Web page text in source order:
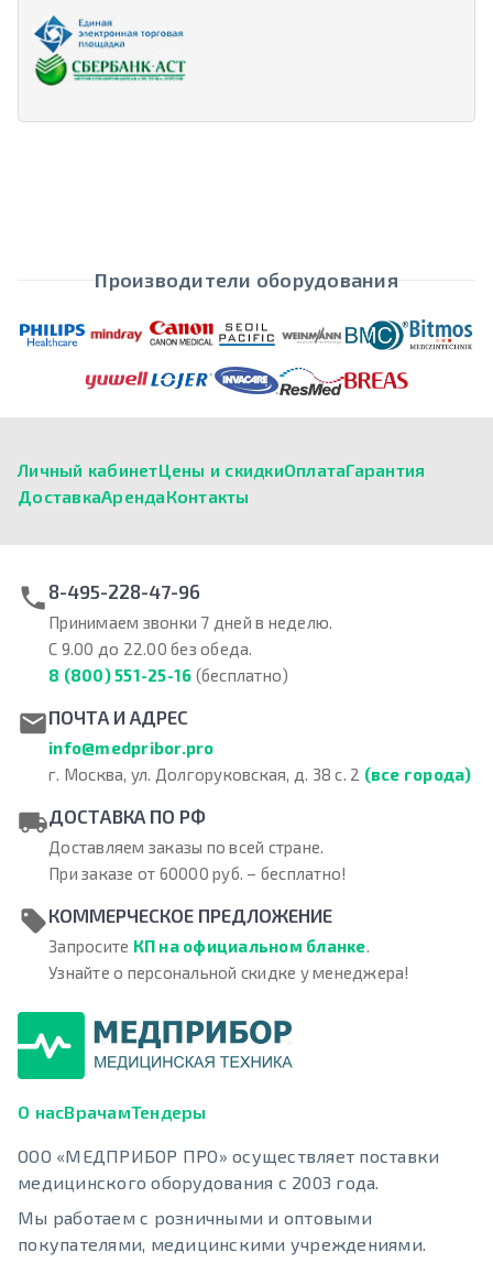
Производители оборудования
Личный кабинетЦены и скидкиОплатаГарантия
ДоставкаАрендаКонтакты
8-495-228-47-96
Принимаем звонки 7 дней в неделю.
С 9.00 до 22.00 без обеда.
8 (800) 551-25-16 (бесплатно)
ПОЧТА И АДРЕС
info@medpribor.pro
г. Москва, ул. Долгоруковская, д. 38 с. 2 (все города)
ДОСТАВКА ПО РФ
Доставляем заказы по всей стране.
При заказе от 60000 руб. – бесплатно!
КОММЕРЧЕСКОЕ ПРЕДЛОЖЕНИЕ
Запросите КП на официальном бланке.
Узнайте о персональной скидке у менеджера!
О насВрачамТендеры
ООО «МЕДПРИБОР ПРО» осуществляет поставки
медицинского оборудования с 2003 года.
Мы работаем с розничными и оптовыми
покупателями, медицинскими учреждениями.